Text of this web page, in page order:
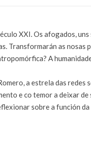
XXI. Os afogados,
Transformarán as
A
a estrela das
e co temor a deixar
sobre a función da